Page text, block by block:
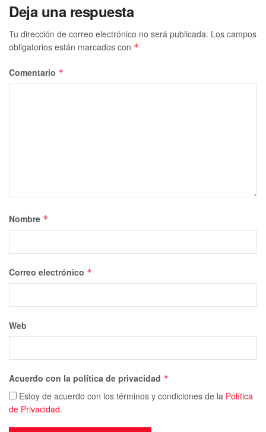
Deja una respuesta
Tu dirección de correo electrónico no será publicada. Los campos
obligatorios están marcados con *
Comentario *
Nombre *
Correo electrónico *
Web
Acuerdo con la política de privacidad *
Estoy de acuerdo con los términos y condiciones de la Política
de Privacidad.